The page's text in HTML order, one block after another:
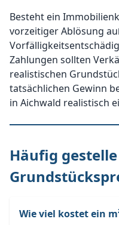
Besteht ein
vorzeitiger Ablösung
Zahlungen sollten
realistischen
tatsächlichen Gewinn
in Aichwald realistisch
Häufig
Wie viel kostet ein